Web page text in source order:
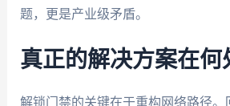
题，更是产业级矛盾。
真正的解决方案在何
解锁门禁的关键在于重构网络路径。